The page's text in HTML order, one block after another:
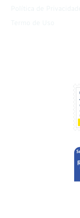
Política de Privacidade
Termo de Uso